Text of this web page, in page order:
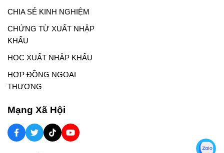
CHIA SẺ KINH NGHIỆM
CHỨNG TỪ XUẤT NHẬP
KHẨU
HỌC XUẤT NHẬP KHẨU
HỢP ĐỒNG NGOẠI
THƯƠNG
Mạng Xã Hội